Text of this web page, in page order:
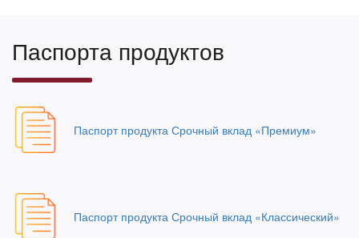
Паспорта продуктов
Паспорт продукта Срочный вклад «Премиум»
Паспорт продукта Срочный вклад «Классический»